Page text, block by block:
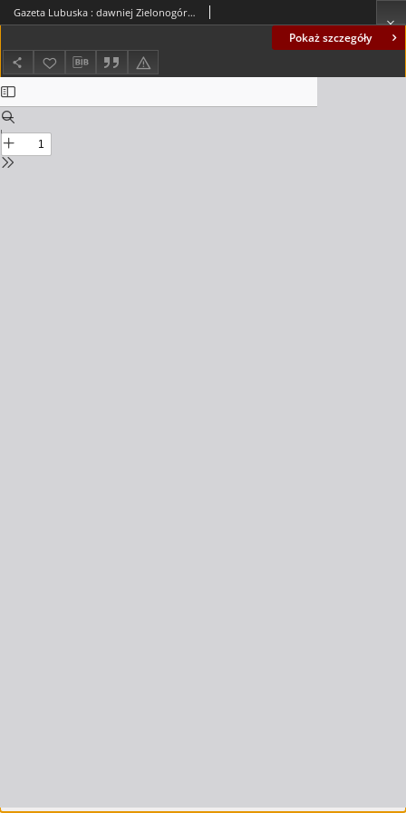
Pokaż szczegóły
Gazeta Lubuska : dawniej Zielonogórska-Gorzowska R. XLII [właśc. XLIII], nr 223 (23 września 1994). - Wyd. 1